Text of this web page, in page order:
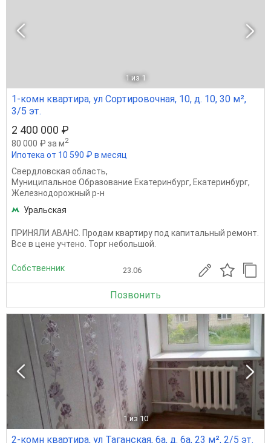
1 из 1
1-комн квартира, ул Сортировочная, 10, д. 10, 30 м²,
3/5 эт.
2 400 000 ₽
80 000 ₽ за м2
Ипотека от 10 590 ₽ в месяц
Свердловская область,
Муниципальное Образование Екатеринбург, Екатеринбург,
Железнодорожный р-н
Уральская
ПРИНЯЛИ АВАНС. Продам квартиру под капитальный ремонт.
Все в цене учтено. Торг небольшой.
Собственник 23.06
Позвонить
1 из 10
2-комн квартира, ул Таганская, 6а, д. 6а, 23 м², 2/5 эт.